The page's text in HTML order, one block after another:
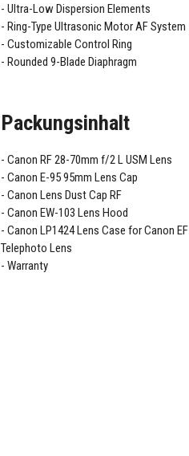
Ultra-Low Dispersion Elements
Ring-Type Ultrasonic Motor AF System
Customizable Control Ring
Rounded 9-Blade Diaphragm
Packungsinhalt
Canon RF 28-70mm f/2 L USM Lens
Canon E-95 95mm Lens Cap
Canon Lens Dust Cap RF
Canon EW-103 Lens Hood
Canon LP1424 Lens Case for Canon
Telephoto Lens
Warranty